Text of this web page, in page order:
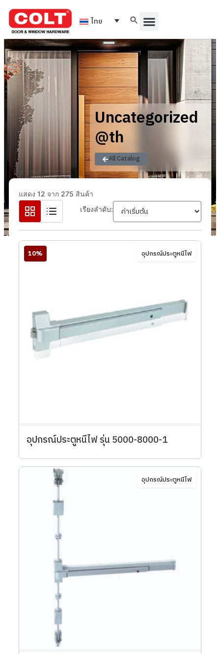
ไทย
Uncategorized
@th
All Catalog
แสดง 12 จาก 275 สินค้า
เรียงลำดับ:
10% อุปกรณ์ประตูหนีไฟ
อุปกรณ์ประตูหนีไฟ รุ่น 5000-8000-1
อุปกรณ์ประตูหนีไฟ